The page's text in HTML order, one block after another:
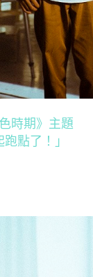
時期》主題
點了！」